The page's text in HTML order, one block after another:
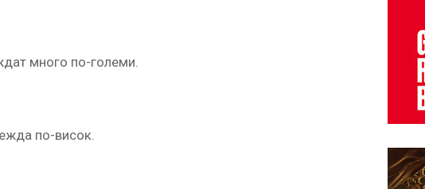
много по-големи.
по-висок.